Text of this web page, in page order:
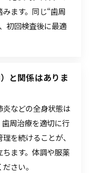
ます。同じ“歯周
初回検査後に最適
と関係はありま
などの全身状態は
周治療を適切に行
を続けることが、
ます。体調や服薬
さい。